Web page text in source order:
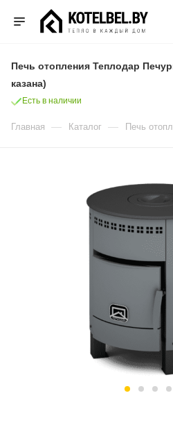
Печь отопления Теплодар
казана)
Есть в наличии
Главная — Каталог — Печь